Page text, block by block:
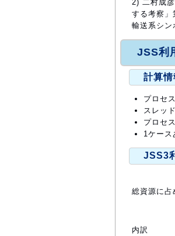
2) 二村成
する考察
輸送系シ
JSS利
計算情
プロセ
スレッ
プロセ
1ケー
JSS3
総資源に占
内訳